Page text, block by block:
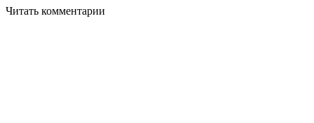
Читать комментарии